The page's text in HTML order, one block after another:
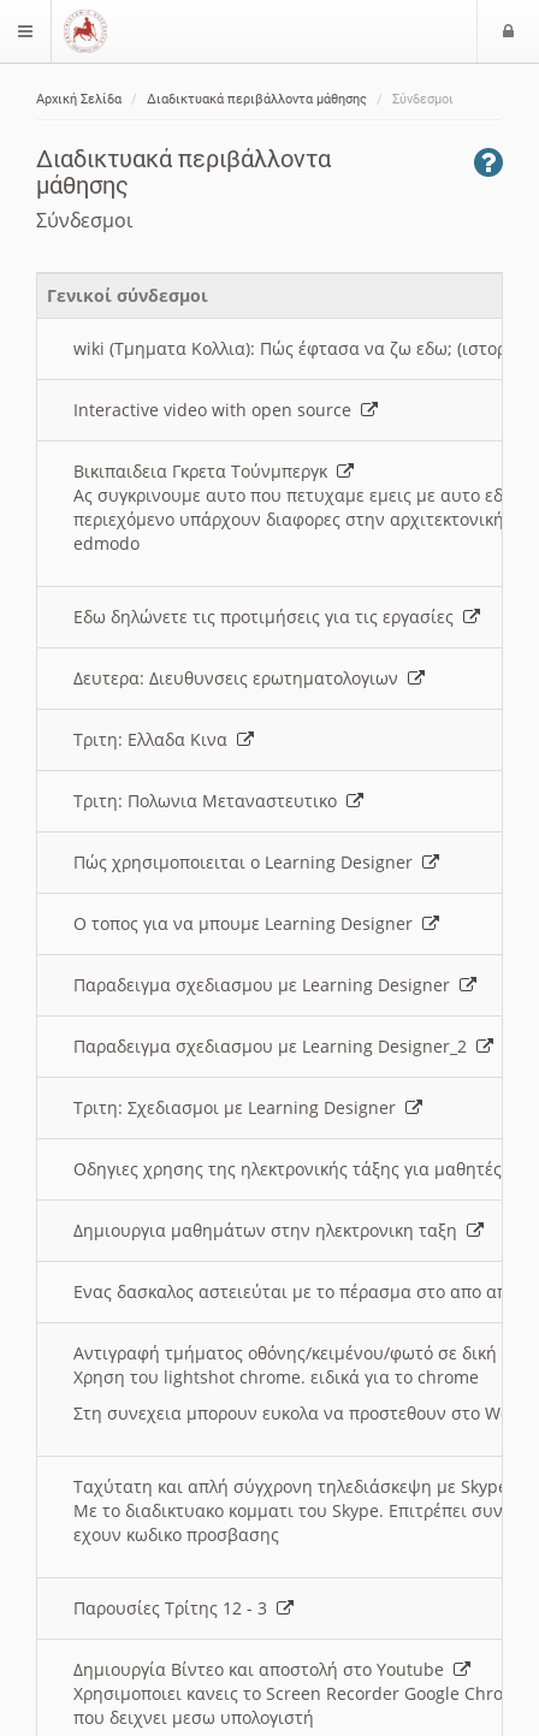
$langMenu
Αρχική Σελίδα Διαδικτυακά περιβάλλοντα μάθησης Σύνδεσμοι
Διαδικτυακά περιβάλλοντα
μάθησης
Σύνδεσμοι
Γενικοί σύνδεσμοι
wiki (Τμηματα Κολλια): Πώς έφτασα να ζω εδω; (ιστορια)
Interactive video with open source
Βικιπαιδεια Γκρετα Τούνμπεργκ
Ας συγκρινουμε αυτο που πετυχαμε εμεις με αυτο εδω
περιεχόμενο υπάρχουν διαφορες στην αρχιτεκτονική
edmodo
Εδω δηλώνετε τις προτιμήσεις για τις εργασίες
Δευτερα: Διευθυνσεις ερωτηματολογιων
Τριτη: Ελλαδα Κινα
Τριτη: Πολωνια Μεταναστευτικο
Πώς χρησιμοποιειται ο Learning Designer
O τοπος για να μπουμε Learning Designer
Παραδειγμα σχεδιασμου με Learning Designer
Παραδειγμα σχεδιασμου με Learning Designer_2
Τριτη: Σχεδιασμοι με Learning Designer
Οδηγιες χρησης της ηλεκτρονικής τάξης για μαθητές
Δημιουργια μαθημάτων στην ηλεκτρονικη ταξη
Ενας δασκαλος αστειεύται με το πέρασμα στο απο
Αντιγραφή τμήματος οθόνης/κειμένου/φωτό σε δική
Χρηση του lightshot chrome. ειδικά για το chrome
Στη συνεχεια μπορουν ευκολα να προστεθουν στο Word
Ταχύτατη και απλή σύγχρονη τηλεδιάσκεψη με Skype
Με το διαδικτυακο κομματι του Skype. Επιτρέπει
εχουν κωδικο προσβασης
Παρουσίες Τρίτης 12 - 3
Δημιουργία Βίντεο και αποστολή στο Youtube
Χρησιμοποιει κανεις το Screen Recorder Google Chrome
που δειχνει μεσω υπολογιστή